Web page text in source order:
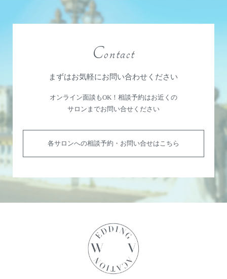
Contact
まずはお気軽にお問い合わせください
オンライン面談もOK！相談予約はお近くの
サロンまでお問い合せください
各サロンへの相談予約・お問い合せはこちら